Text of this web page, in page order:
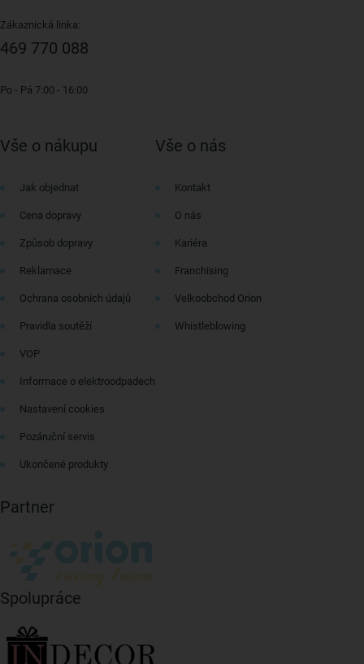
Zákaznická linka:
469 770 088
Po - Pá 7:00 - 16:00
Vše o nákupu
Jak objednat
Cena dopravy
Způsob dopravy
Reklamace
Ochrana osobních údajů
Pravidla soutěží
VOP
Informace o elektroodpadech
Nastavení cookies
Pozáruční servis
Ukončené produkty
Vše o nás
Kontakt
O nás
Kariéra
Franchising
Velkoobchod Orion
Whistleblowing
Partner
Spolupráce